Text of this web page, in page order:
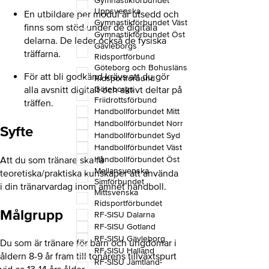
En utbildare per modul är utsedd och
finns som stöd under de digitala
delarna. De leder också de fysiska
träffarna.
För att bli godkänd krävs att du gör
alla avsnitt digitalt och aktivt deltar på
träffen.
Syfte
Att du som tränare ska få
teoretiska/praktiska kunskaper att använda
i din tränarvardag inom ämnet handboll.
Målgrupp
Du som är tränare för barn och ungdomar i
åldern 8-9 år fram till tonårens tillväxtspurt
Uppsvenska
Gymnastikförbundet Väst
Gymnastikförbundet Öst
Gävleborgs
Ridsportförbund
Göteborg och Bohusläns
Ridsportförbund
Göteborgs
Friidrottsförbund
Handbollförbundet Mitt
Handbollförbundet Norr
Handbollförbundet Syd
Handbollförbundet Väst
Handbollförbundet Öst
Mellansvenska
Simförbundet
Mittsvenska
Ridsportförbundet
RF-SISU Dalarna
RF-SISU Gotland
RF-SISU Gävleborg
RF-SISU Halland
RF-SISU Jämtland-